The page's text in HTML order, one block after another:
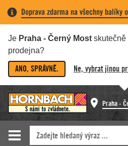
Doprava zdarma na všechny balíky
Je Praha - Černý Most skutečně
prodejna?
ANO, SPRÁVNĚ. Ne, vybrat jinou
Praha -